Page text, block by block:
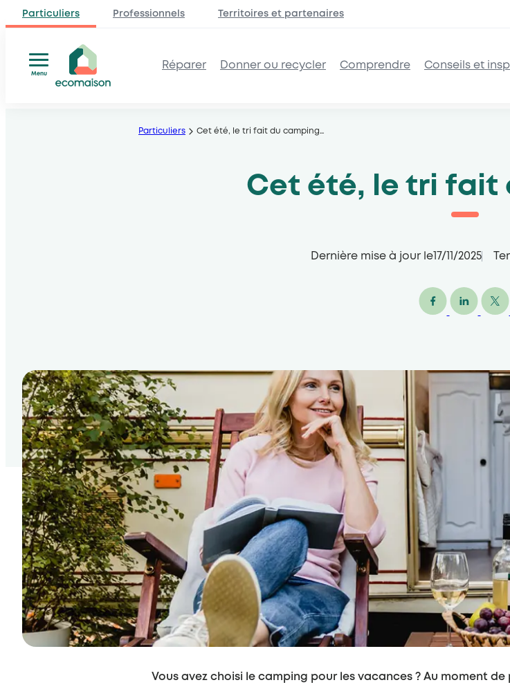
Particuliers Professionnels Territoires et partenaires
Menu
Réparer Donner ou recycler Comprendre Conseils et
Particuliers Cet été, le tri fait du camping…
Cet été, le tri fait
Dernière mise à jour le17/11/2025
Vous avez choisi le camping pour les vacances ? Au moment